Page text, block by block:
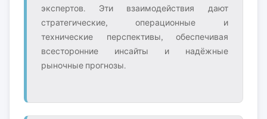
экспертов. Эти взаимодействия дают
стратегические, операционные и
технические перспективы, обеспечивая
всесторонние инсайты и надёжные
рыночные прогнозы.